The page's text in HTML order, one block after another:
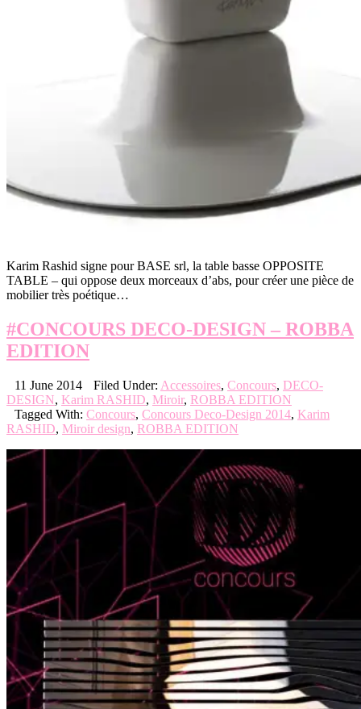
Karim Rashid signe pour BASE srl, la table basse OPPOSITE
TABLE – qui oppose deux morceaux d’abs, pour créer une pièce de
mobilier très poétique…
#CONCOURS DECO-DESIGN – ROBBA
EDITION
11 June 2014 Filed Under: Accessoires, Concours, DECO-
DESIGN, Karim RASHID, Miroir, ROBBA EDITION
Tagged With: Concours, Concours Deco-Design 2014, Karim
RASHID, Miroir design, ROBBA EDITION